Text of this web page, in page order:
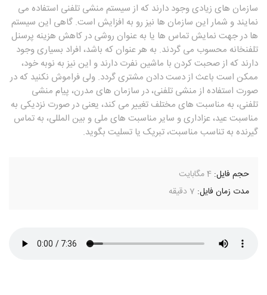
سازمان های زیادی وجود دارند که از سیستم منشی تلفنی استفاده می
نمایند و شمار این سازمان ها نیز رو به افزایش است. گاهی این سیستم
ها در جهت نمایش تماس ها یا به عنوان روشی در کاهش هزینه پرسنل
تلفنخانه محسوب می گردند. به هر عنوان که باشد، افراد بسیاری وجود
دارند که از صحبت کردن با ماشین نفرت دارند و این نیز به نوبه خود،
ممکن است باعث از دست دادن مشتری گردد. ولی فراموش نکنید که در
صورت استفاده از منشی تلفنی، در سازمان های مدرن، پیام منشی
تلفنی، به مناسبت های مختلف تغییر می کند، یعنی در صورت نزدیکی به
مناسبت عید، عزاداری و سایر مناسبت های ملی و بین المللی، به تماس
گیرنده به تناسب مناسبت، تبریک یا تسلیت بگوید.
حجم فایل: 4 مگابایت
مدت زمان فایل: 7 دقیقه